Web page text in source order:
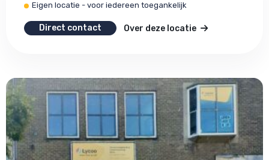
Eigen locatie - voor iedereen toegankelijk
Direct contact Over deze locatie